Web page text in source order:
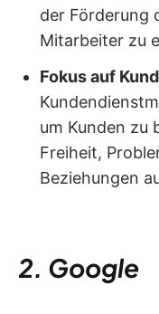
der Förderung
Mitarbeiter zu
Fokus auf
um Kunden zu
Freiheit,
Beziehungen
2. Google